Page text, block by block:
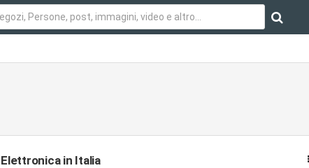
Elettronica in Italia